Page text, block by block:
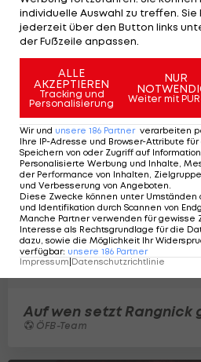
Zeiten
International
Auf wen setzt Rangnick
ÖFB-Team
individuelle Auswahl zu treffen. Sie
jederzeit über den Button links
der Fußzeile anpassen.
ALLE
AKZEPTIEREN
Tracking und
Personalisierung
NUR
Weiter mit
Wir und unsere 186 Partner verarbeiten
Ihre IP-Adresse und Browser-Attribute
Speichern von oder Zugriff auf
Personalisierte Werbung und Inhalte,
der Performance von Inhalten,
und Verbesserung von Angeboten.
Diese Zwecke können unter Umständen
und Identifikation durch Scannen von
Manche Partner verwenden für gewisse
Interesse als Rechtsgrundlage für die
dazu, sowie die Möglichkeit Ihr
verfügbar: unsere 186 Partner
Impressum Datenschutzrichtlinie